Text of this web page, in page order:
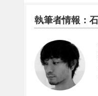
執筆者情報：